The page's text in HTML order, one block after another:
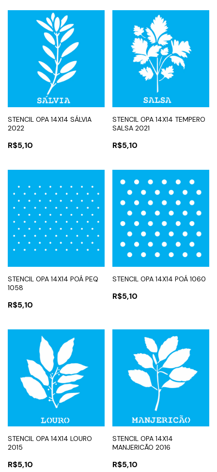
STENCIL OPA 14X14 SÁLVIA
2022
R$5,10
STENCIL OPA 14X14 TEMPERO
SALSA 2021
R$5,10
STENCIL OPA 14X14 POÁ PEQ
1058
R$5,10
STENCIL OPA 14X14 POÁ 1060
R$5,10
STENCIL OPA 14X14 LOURO
2015
R$5,10
STENCIL OPA 14X14
MANJERICÃO 2016
R$5,10